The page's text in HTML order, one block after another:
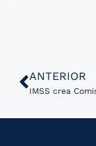
ANTERIOR